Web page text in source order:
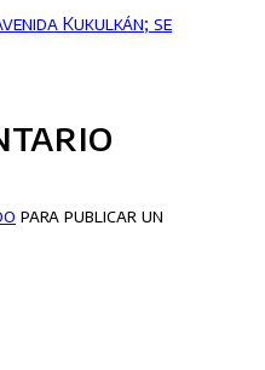
Kukulkán; se
para publicar un